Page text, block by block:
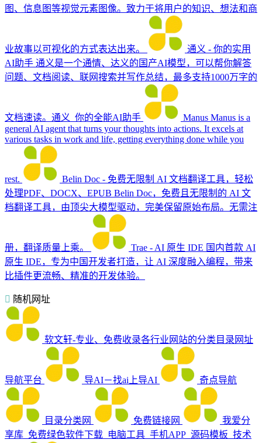
图、信息图等视觉元素图像。致力于将用户的知识、想法和商
业故事以可视化的方式表达出来。
通义 - 你的实用
AI助手 通义是一个通情、达义的国产AI模型，可以帮你解答
问题、文档阅读、联网搜索并写作总结，最多支持1000万字的
文档速读。通义_你的全能AI助手 Manus Manus is a
general AI agent that turns your thoughts into actions. It excels at
various tasks in work and life, getting everything done while you
rest.
Belin Doc - 免费无限制 AI 文档翻译工具，轻松
处理PDF、DOCX、EPUB Belin Doc，免费且无限制的 AI 文
档翻译工具，由顶尖大模型驱动，完美保留原始布局。无需注
册，翻译质量上乘。 Trae - AI 原生 IDE 国内首款 AI
原生 IDE，专为中国开发者打造，让 AI 深度融入编程，带来
比插件更流畅、精准的开发体验。
随机网址
软文轩-专业、免费收录各行业网站的分类目录网址
导航平台 导AI－找ai上导AI 奇点导航
目录分类网 免费链接网
我爱分
享库_免费绿色软件下载_电脑工具_手机APP_源码模板_技术